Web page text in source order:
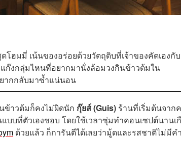
โฮมมี่ เน้นของอร่อยด้วยวัตถุดิบที่เจ้าของคัดเองกั
ก๊งกลุ่มไหนที่อยากมานั่งล้อมวงกินข้าวต้มใน
ากกลับมาซ้ำแน่นอน
ข้าวต้มก็คงไม่ผิดนัก กุ๊ยส์ (Guis) ร้านที่เริ่มต้นจาก
บที่ตัวเองชอบ โดยใช้เวลาซุ่มทำคอนเซปต์นานเ
ด้วยแล้ว ก็การันตีได้เลยว่ามู้ดและรสชาติไม่มีค